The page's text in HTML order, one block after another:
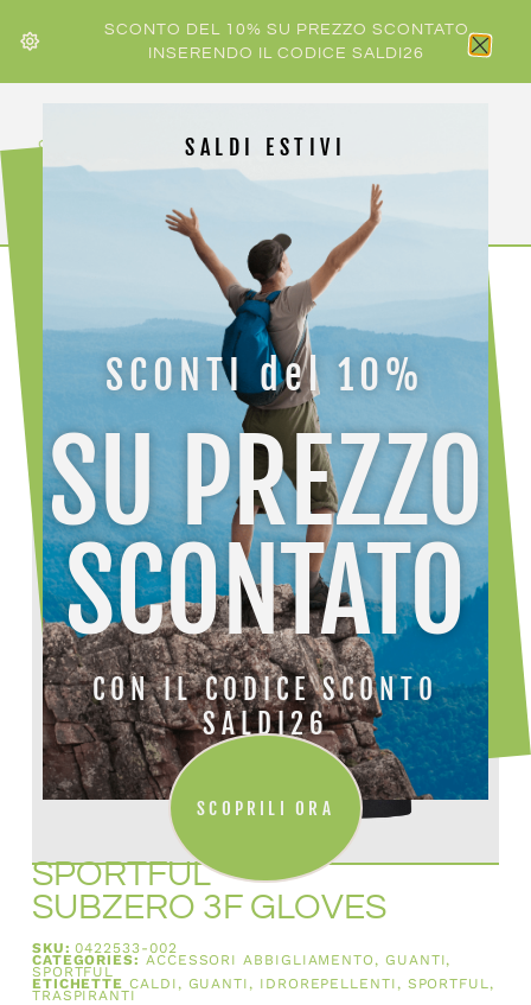
SCONTO DEL 10% SU PREZZO SCONTATO
INSERENDO IL CODICE SALDI26
HOME /ACCESSORI
GUANTI / SPORTFUL SUBZERO 3F
SPORTFUL
SUBZERO 3F GLOVES
SKU:0422533-002
CATEGORIES: ACCESSORI ABBIGLIAMENTO , GUANTI,
SPORTFUL
ETICHETTE CALDI , GUANTI , IDROREPELLENTI , SPORTFUL,
TRASPIRANTI
SALDI ESTIVI
SCONTI del 10%
SU PREZZO
SCONTATO
CON IL CODICE SCONTO
SALDI26
SCOPRILI ORA